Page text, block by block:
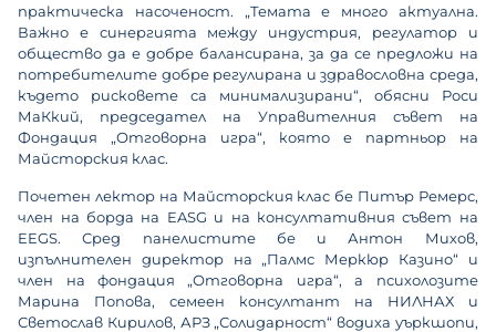
практическа насоченост. „Темата е много актуална.
Важно е синергията между индустрия, регулатор и
общество да е добре балансирана, за да се предложи на
потребителите добре регулирана и здравословна среда,
където рисковете са минимализирани“, обясни Роси
МаКкий, председател на Управителния съвет на
Фондация „Отговорна игра“, която е партньор на
Майсторския клас.
Почетен лектор на Майсторския клас бе Питър Ремерс,
член на борда на EASG и на консултативния съвет на
EEGS. Сред панелистите бе и Антон Михов,
изпълнителен директор на „Палмс Меркюр Казино“ и
член на фондация „Отговорна игра“, а психолозите
Марина Попова, семеен консултант на НИЛНАХ и
Светослав Кирилов, АРЗ „Солидарност“ водиха уъркшопи,